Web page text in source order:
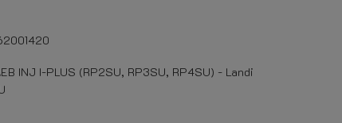
INJ I-PLUS (RP2SU, RP3SU, RP4SU) - Landi